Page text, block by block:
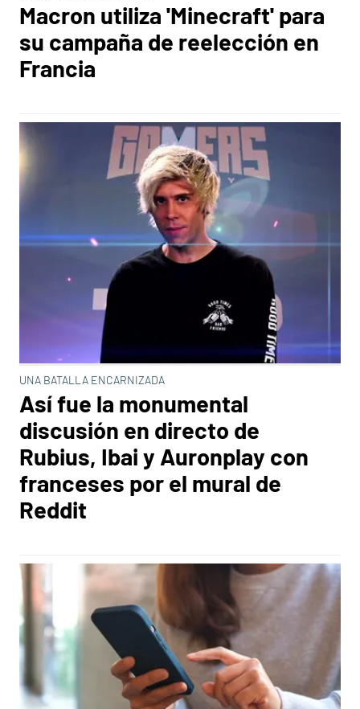
Macron utiliza 'Minecraft' para
su campaña de reelección en
Francia
UNA BATALLA ENCARNIZADA
Así fue la monumental
discusión en directo de
Rubius, Ibai y Auronplay con
franceses por el mural de
Reddit